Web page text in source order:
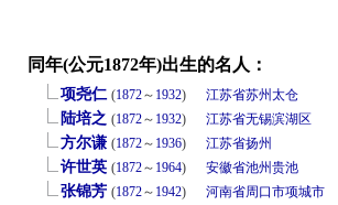
同年(公元1872年)出生的名人：
项尧仁 (1872～ 1932) 江苏省苏州太仓
陆培之 (1872～ 1932) 江苏省无锡滨湖区
方尔谦 (1872～ 1936) 江苏省扬州
许世英 (1872～ 1964) 安徽省池州贵池
张锦芳 (1872～ 1942) 河南省周口市项城市